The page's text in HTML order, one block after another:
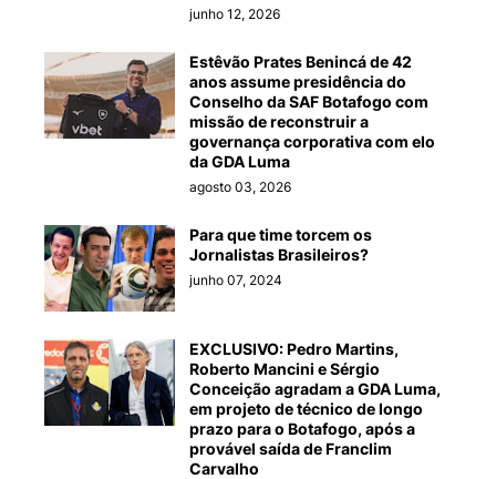
junho 12, 2026
Estêvão Prates Benincá de 42
anos assume presidência do
Conselho da SAF Botafogo com
missão de reconstruir a
governança corporativa com elo
da GDA Luma
agosto 03, 2026
Para que time torcem os
Jornalistas Brasileiros?
junho 07, 2024
EXCLUSIVO: Pedro Martins,
Roberto Mancini e Sérgio
Conceição agradam a GDA Luma,
em projeto de técnico de longo
prazo para o Botafogo, após a
provável saída de Franclim
Carvalho